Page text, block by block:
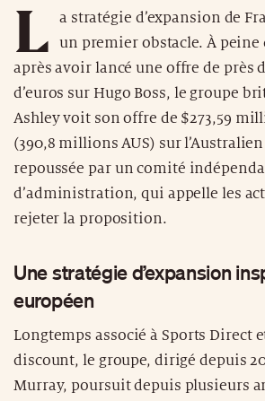
L
a stratégie d’expansion de
un premier obstacle. À peine
après avoir lancé une offre de près
d’euros sur Hugo Boss, le groupe
Ashley voit son offre de $273,59
(390,8 millions AUS) sur
repoussée par un comité
d’administration, qui appelle les
rejeter la proposition.
Une stratégie d’expansion
européen
Longtemps associé à Sports Direct
discount, le groupe, dirigé depuis
Murray, poursuit depuis plusieurs